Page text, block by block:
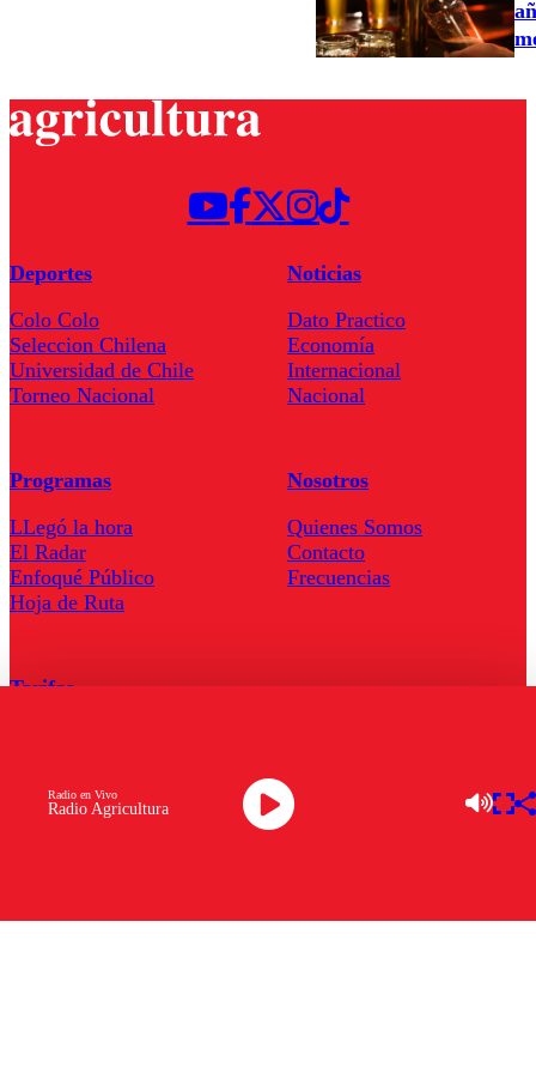
Radio Agricultura
Radio en Vivo
Deportes
Colo Colo
Seleccion Chilena
Universidad de Chile
Torneo Nacional
Noticias
Dato Practico
Economía
Internacional
Nacional
Programas
LLegó la hora
El Radar
Enfoqué Público
Hoja de Ruta
Nosotros
Quienes Somos
Contacto
Frecuencias
Tarifas
Descarga la APP